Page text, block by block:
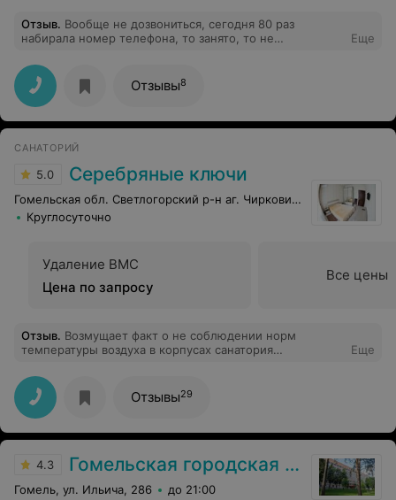
Отзыв. Вообще не дозвониться, сегодня 80 раз
набирала номер телефона, то занято, то не
Еще
Отзывы8
САНАТОРИЙ
5.0 Серебряные ключи
Гомельская обл. Светлогорский р-н аг. Чирковичи
Круглосуточно
Удаление ВМС
Цена по запросу
Все цены
Отзыв. Возмущает факт о не соблюдении норм
температуры воздуха в корпусах санатория
по температурным нормам в гомельской области
отопление было запущено 22 сентября. Прошу
администрацию санатория решить этот вопрос.
Еще
Отзывы29
4.3 Гомельская городская клиническая больница №3
Гомель, ул. Ильича, 286 до 21:00